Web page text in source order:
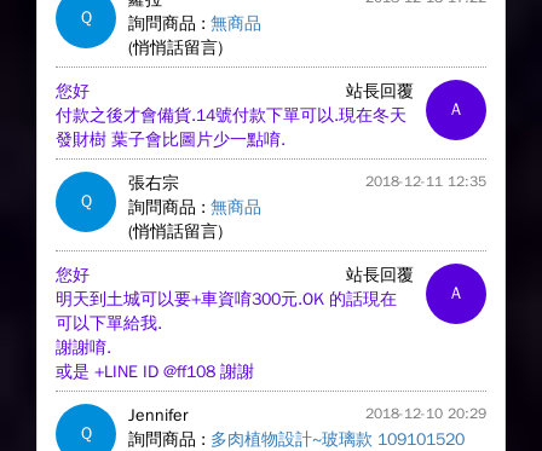
Q 詢問商品 : 無商品
(悄悄話留言)
A
站長回覆
您好
付款之後才會備貨.14號付款下單可以.現在冬天
發財樹 葉子會比圖片少一點唷.
Q
張右宗 2018-12-11 12:35
詢問商品 : 無商品
(悄悄話留言)
A
站長回覆
您好
明天到土城可以要+車資唷300元.OK 的話現在
可以下單給我.
謝謝唷.
或是 +LINE ID @ff108 謝謝
Q
Jennifer 2018-12-10 20:29
詢問商品 : 多肉植物設計~玻璃款 109101520